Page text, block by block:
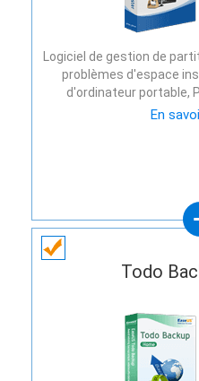
Logiciel de gestion de
problèmes d'espace
d'ordinateur portable,
En
Todo